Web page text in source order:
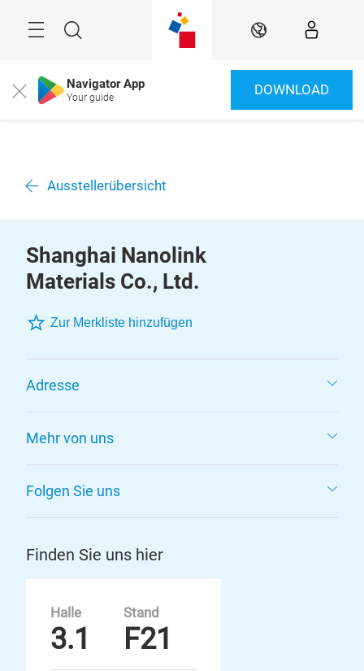
Suche DE
Close Navigator App
Your guide DOWNLOAD
Ausstellerübersicht
Shanghai Nanolink
Materials Co., Ltd.
Zur Merkliste hinzufügen
Adresse
Mehr von uns
Folgen Sie uns
Finden Sie uns hier
Halle
3.1
Stand
F21